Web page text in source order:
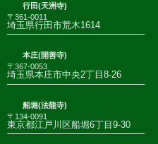
行田(天洲寺)
〒361-0011
埼玉県行田市荒木1614
本庄(開善寺)
〒367-0053
埼玉県本庄市中央2丁目8-26
船堀(法龍寺)
〒134-0091
東京都江戸川区船堀6丁目9-30